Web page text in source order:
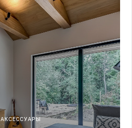
АКCЕССУАРЫ